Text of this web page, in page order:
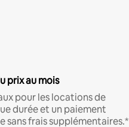
prix au mois
pour les locations de
durée et un paiement
sans frais supplémentaires.*